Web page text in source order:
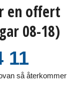
en offert
08-18)
11
så återkommer